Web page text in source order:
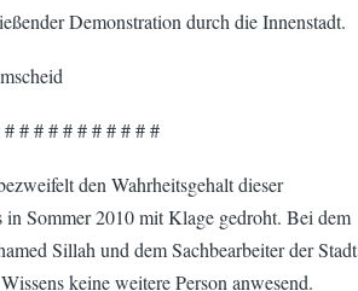
Demonstration durch die Innenstadt.
# # # # # # # # # #
den Wahrheitsgehalt dieser
in Sommer 2010 mit Klage gedroht. Bei dem
Sillah und dem Sachbearbeiter der Stadt
keine weitere Person anwesend.